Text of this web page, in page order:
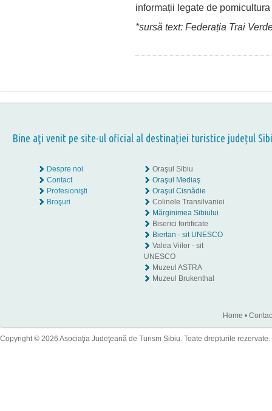
informații legate de
*sursă text: Federația Trai
Bine aţi venit pe site-ul oficial al destinației turistice județul
Despre noi
Contact
Profesionişti
Broşuri
Oraşul Sibiu
Oraşul Mediaş
Oraşul Cisnădie
Colinele Transilvaniei
Mărginimea Sibiului
Biserici fortificate
Biertan - sit UNESCO
Valea Viilor - sit
UNESCO
Muzeul ASTRA
Muzeul Brukenthal
Home •
Copyright © 2026 Asociaţia Judeţeană de Turism Sibiu. Toate drepturile rezervate.